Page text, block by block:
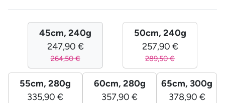
45cm, 240g
247,90 €
264,50 €
50cm, 240g
257,90 €
289,50 €
55cm, 280g
335,90 €
60cm, 280g
357,90 €
65cm, 300g
378,90 €